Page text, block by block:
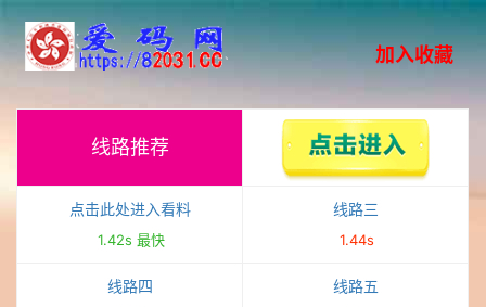
加入收藏
线路推荐
1.42s
点击此处进入看料
1.42s 最快
线路三
1.44s
线路四 线路五